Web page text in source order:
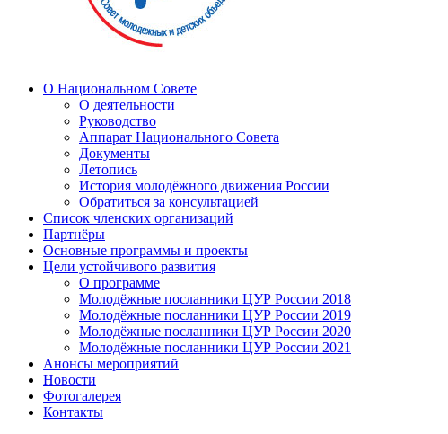
О Национальном Совете
О деятельности
Руководство
Аппарат Национального Совета
Документы
Летопись
История молодёжного движения России
Обратиться за консультацией
Список членских организаций
Партнёры
Основные программы и проекты
Цели устойчивого развития
О программе
Молодёжные посланники ЦУР России 2018
Молодёжные посланники ЦУР России 2019
Молодёжные посланники ЦУР России 2020
Молодёжные посланники ЦУР России 2021
Анонсы мероприятий
Новости
Фотогалерея
Контакты